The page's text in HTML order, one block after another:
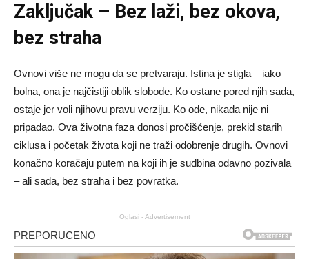
Zaključak – Bez laži, bez okova,
bez straha
Ovnovi više ne mogu da se pretvaraju. Istina je stigla – iako
bolna, ona je najčistiji oblik slobode. Ko ostane pored njih sada,
ostaje jer voli njihovu pravu verziju. Ko ode, nikada nije ni
pripadao. Ova životna faza donosi pročišćenje, prekid starih
ciklusa i početak života koji ne traži odobrenje drugih. Ovnovi
konačno koračaju putem na koji ih je sudbina odavno pozivala
– ali sada, bez straha i bez povratka.
Oglasi - Advertisement